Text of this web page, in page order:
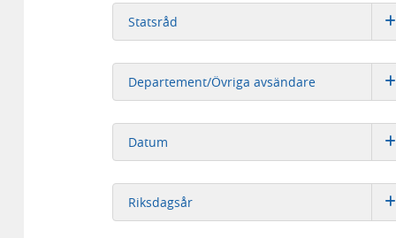
Statsråd
Departement/Övriga avsändare
Datum
Riksdagsår